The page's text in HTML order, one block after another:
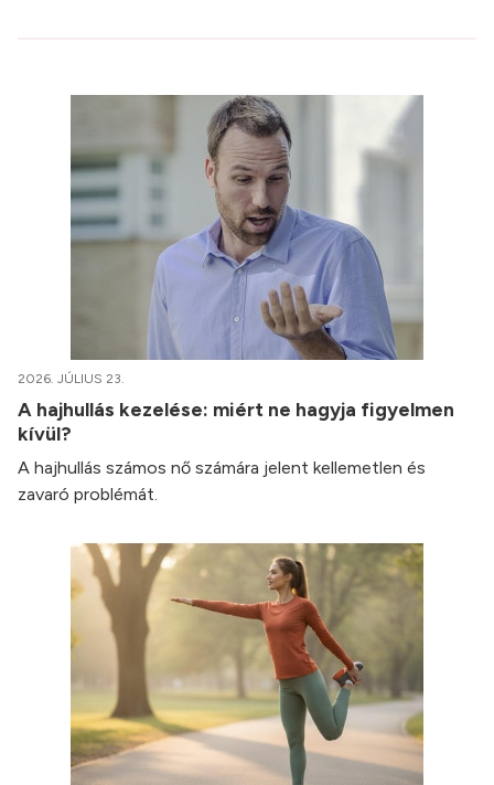
2026. JÚLIUS 23.
A hajhullás kezelése: miért ne hagyja figyelmen
kívül?
A hajhullás számos nő számára jelent kellemetlen és
zavaró problémát.